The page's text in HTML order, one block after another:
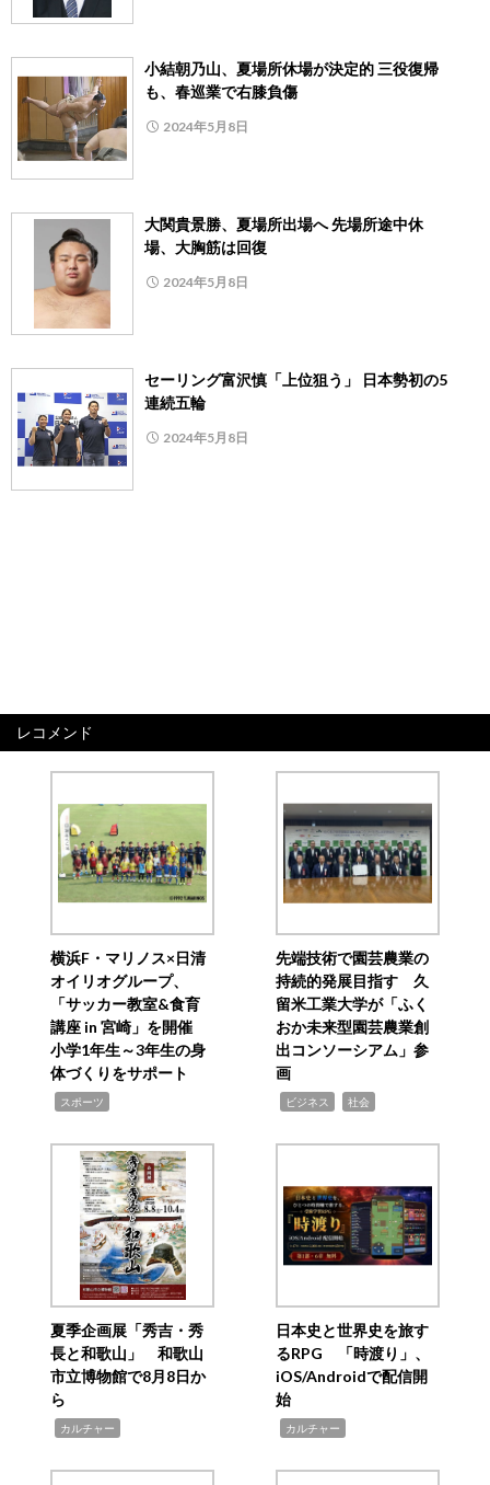
小結朝乃山、夏場所休場が決定的 三役復帰
も、春巡業で右膝負傷
2024年5月8日
大関貴景勝、夏場所出場へ 先場所途中休
場、大胸筋は回復
2024年5月8日
セーリング富沢慎「上位狙う」 日本勢初の5
連続五輪
2024年5月8日
レコメンド
横浜F・マリノス×日清
オイリオグループ、
「サッカー教室&食育
講座 in 宮崎」を開催
小学1年生～3年生の身
体づくりをサポート
スポーツ
先端技術で園芸農業の
持続的発展目指す 久
留米工業大学が「ふく
おか未来型園芸農業創
出コンソーシアム」参
画
ビジネス 社会
夏季企画展「秀吉・秀
長と和歌山」 和歌山
市立博物館で8月8日か
ら
カルチャー
日本史と世界史を旅す
るRPG 「時渡り」、
iOS/Androidで配信開
始
カルチャー